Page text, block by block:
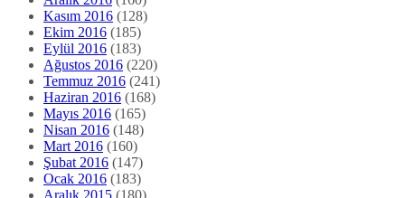
Kasım 2016 (128)
Ekim 2016 (185)
Eylül 2016 (183)
Ağustos 2016 (220)
Temmuz 2016 (241)
Haziran 2016 (168)
Mayıs 2016 (165)
Nisan 2016 (148)
Mart 2016 (160)
Şubat 2016 (147)
Ocak 2016 (183)
Aralık 2015 (180)